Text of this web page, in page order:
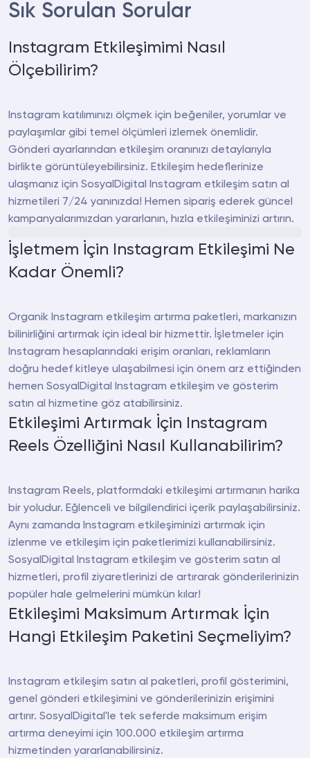
Sık Sorulan Sorular
Instagram Etkileşimimi Nasıl
Ölçebilirim?
Instagram katılımınızı ölçmek için beğeniler, yorumlar ve
paylaşımlar gibi temel ölçümleri izlemek önemlidir.
Gönderi ayarlarından etkileşim oranınızı detaylarıyla
birlikte görüntüleyebilirsiniz. Etkileşim hedeflerinize
ulaşmanız için SosyalDigital Instagram etkileşim satın al
hizmetileri 7/24 yanınızda! Hemen sipariş ederek güncel
kampanyalarımızdan yararlanın, hızla etkileşiminizi artırın.
İşletmem İçin Instagram Etkileşimi Ne
Kadar Önemli?
Organik Instagram etkileşim artırma paketleri, markanızın
bilinirliğini artırmak için ideal bir hizmettir. İşletmeler için
Instagram hesaplarındaki erişim oranları, reklamların
doğru hedef kitleye ulaşabilmesi için önem arz ettiğinden
hemen SosyalDigital Instagram etkileşim ve gösterim
satın al hizmetine göz atabilirsiniz.
Etkileşimi Artırmak İçin Instagram
Reels Özelliğini Nasıl Kullanabilirim?
Instagram Reels, platformdaki etkileşimi artırmanın harika
bir yoludur. Eğlenceli ve bilgilendirici içerik paylaşabilirsiniz.
Aynı zamanda Instagram etkileşiminizi artırmak için
izlenme ve etkileşim için paketlerimizi kullanabilirsiniz.
SosyalDigital Instagram etkileşim ve gösterim satın al
hizmetleri, profil ziyaretlerinizi de artırarak gönderilerinizin
popüler hale gelmelerini mümkün kılar!
Etkileşimi Maksimum Artırmak İçin
Hangi Etkileşim Paketini Seçmeliyim?
Instagram etkileşim satın al paketleri, profil gösterimini,
genel gönderi etkileşimini ve gönderilerinizin erişimini
artırır. SosyalDigital'le tek seferde maksimum erişim
artırma deneyimi için 100.000 etkileşim artırma
hizmetinden yararlanabilirsiniz.